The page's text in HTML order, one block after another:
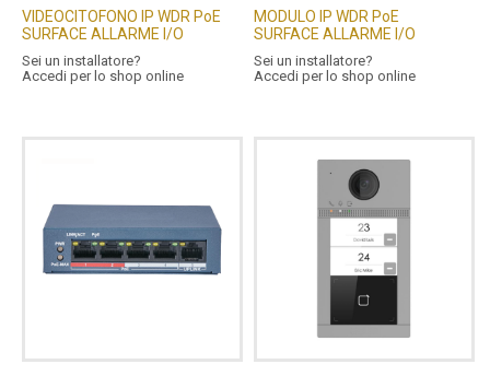
VIDEOCITOFONO IP WDR PoE
SURFACE ALLARME I/O
Sei un installatore?
Accedi per lo shop online
MODULO IP WDR PoE
SURFACE ALLARME I/O
Sei un installatore?
Accedi per lo shop online